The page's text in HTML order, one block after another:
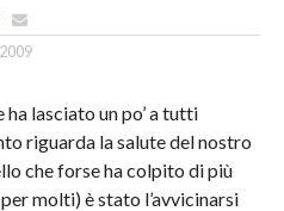
lasciato un po’ a tutti
riguarda la salute del nostro
che forse ha colpito di più
molti) è stato l’avvicinarsi